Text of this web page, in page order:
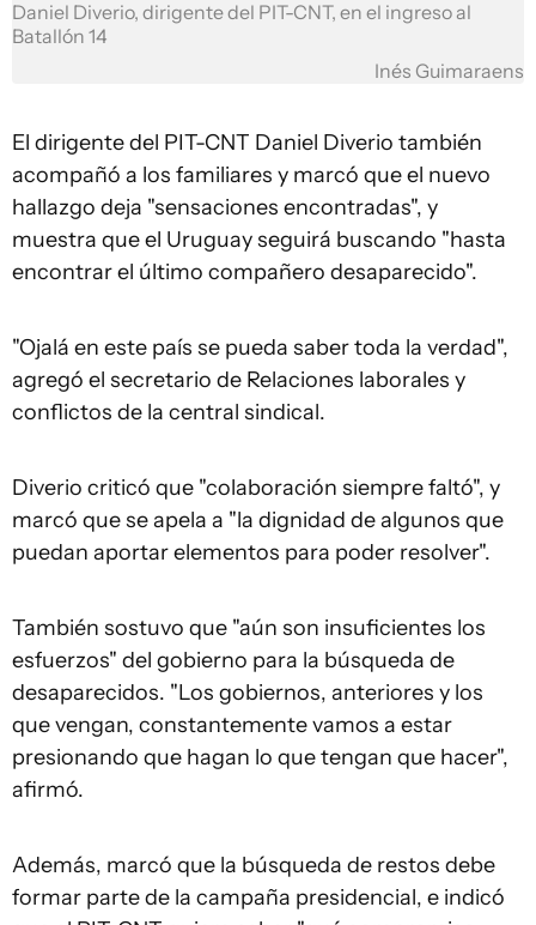
Daniel Diverio, dirigente del PIT-CNT, en el ingreso al
Batallón 14
Inés Guimaraens
El dirigente del PIT-CNT Daniel Diverio también
acompañó a los familiares y marcó que el nuevo
hallazgo deja "sensaciones encontradas", y
muestra que el Uruguay seguirá buscando "hasta
encontrar el último compañero desaparecido".
"Ojalá en este país se pueda saber toda la verdad",
agregó el secretario de Relaciones laborales y
conflictos de la central sindical.
Diverio criticó que "colaboración siempre faltó", y
marcó que se apela a "la dignidad de algunos que
puedan aportar elementos para poder resolver".
También sostuvo que "aún son insuficientes los
esfuerzos" del gobierno para la búsqueda de
desaparecidos. "Los gobiernos, anteriores y los
que vengan, constantemente vamos a estar
presionando que hagan lo que tengan que hacer",
afirmó.
Además, marcó que la búsqueda de restos debe
formar parte de la campaña presidencial, e indicó